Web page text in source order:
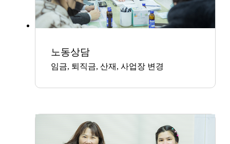
노동상담
임금, 퇴직금, 산재, 사업장 변경